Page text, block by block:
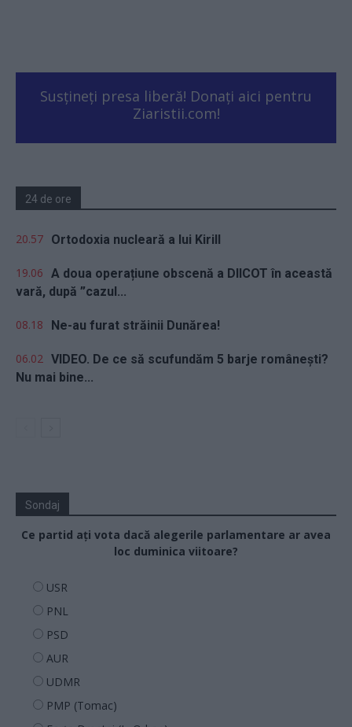
Susțineți presa liberă! Donați aici pentru
Ziaristii.com!
24 de ore
20.57 Ortodoxia nucleară a lui Kirill
19.06 A doua operațiune obscenă a DIICOT în această
vară, după ”cazul...
08.18 Ne-au furat străinii Dunărea!
06.02 VIDEO. De ce să scufundăm 5 barje românești?
Nu mai bine...
Sondaj
Ce partid ați vota dacă alegerile parlamentare ar avea
loc duminica viitoare?
USR
PNL
PSD
AUR
UDMR
PMP (Tomac)